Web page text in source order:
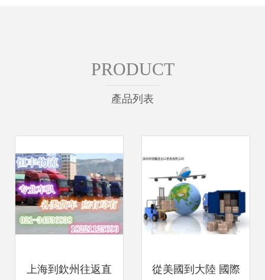
PRODUCT
產品列表
上海到欽州往返直 從美國到大陸 國際